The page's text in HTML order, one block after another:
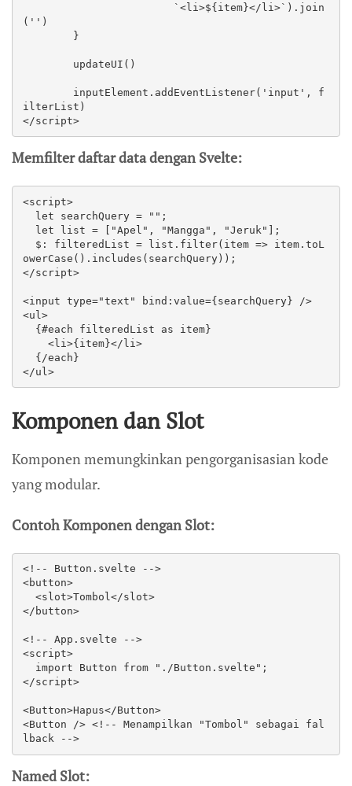
('')
ilterList)
</script>
Memfilter daftar data dengan Svelte:
<script>
owerCase().includes(searchQuery));
</script>
<input type="text" bind:value={searchQuery} />
<ul>
</ul>
Komponen dan Slot
Komponen memungkinkan pengorganisasian kode
yang modular.
Contoh Komponen dengan Slot:
<!-- Button.svelte -->
<button>
</button>
<!-- App.svelte -->
<script>
</script>
<Button>Hapus</Button>
<Button /> <!-- Menampilkan "Tombol" sebagai fal
lback -->
Named Slot: